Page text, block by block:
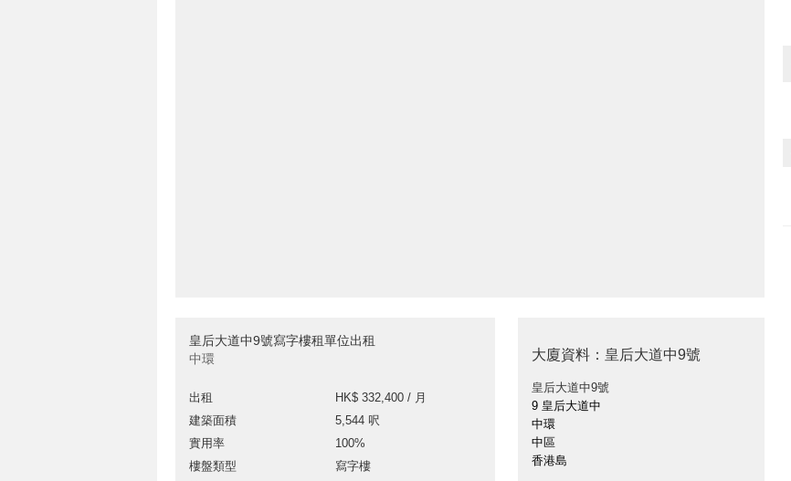
皇后大道中9號寫字樓租單位出租
中環
出租
HK$ 332,400 / 月
建築面積
5,544 呎
實用率
100%
樓盤類型
寫字樓
大廈資料：皇后大道中9號
皇后大道中9號
9 皇后大道中
中環
中區
香港島